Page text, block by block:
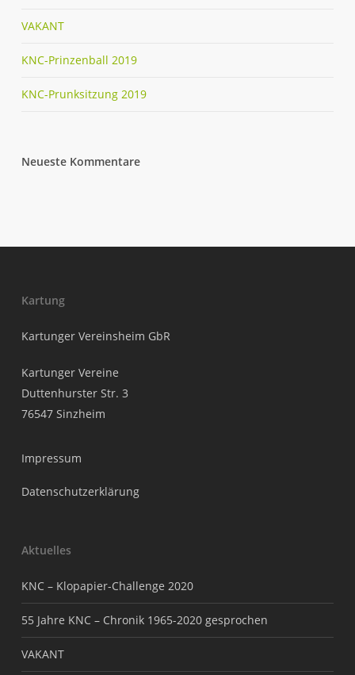
VAKANT
KNC-Prinzenball 2019
KNC-Prunksitzung 2019
Neueste Kommentare
Kartung
Kartunger Vereinsheim GbR
Kartunger Vereine
Duttenhurster Str. 3
76547 Sinzheim
Impressum
Datenschutzerklärung
Aktuelles
KNC – Klopapier-Challenge 2020
55 Jahre KNC – Chronik 1965-2020 gesprochen
VAKANT